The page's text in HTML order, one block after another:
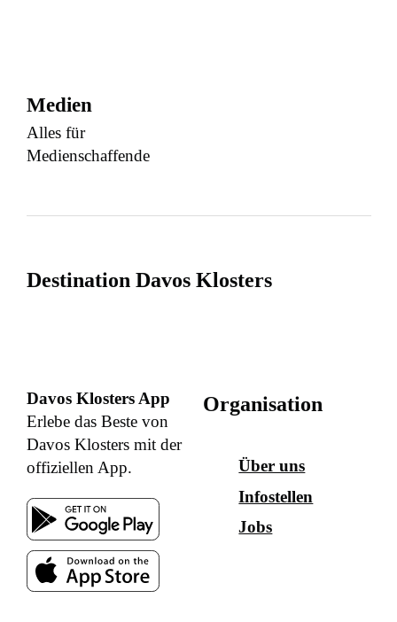
Medien
Alles für
Medienschaffende
Destination Davos Klosters
Davos Klosters App
Erlebe das Beste von
Davos Klosters mit der
offiziellen App.
Organisation
Über uns
Infostellen
Jobs